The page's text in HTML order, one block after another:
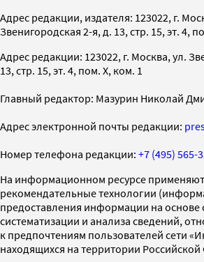
Адрес редакции, издателя: 123022, г.
Звенигородская 2-я, д. 13, стр. 15, эт. 4,
Адрес редакции: 123022, г. Москва, ул.
13, стр. 15, эт. 4, пом. X, ком. 1
Главный редактор: Мазурин Николай
Адрес электронной почты редакции:
Номер телефона редакции: +7 (495) 565-
На информационном ресурсе
рекомендательные технологии
предоставления информации на основе
систематизации и анализа сведений,
к предпочтениям пользователей сети
находящихся на территории